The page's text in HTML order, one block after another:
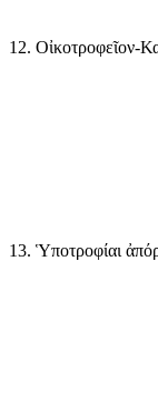
12. Οἰκοτροφεῖον-
13. Ὑποτροφίαι